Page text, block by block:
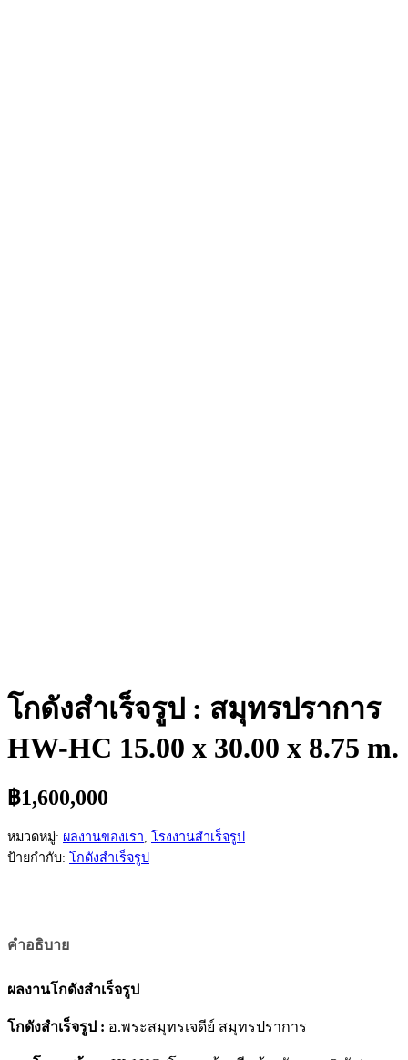
โกดังสำเร็จรูป : สมุทรปราการ
HW-HC 15.00 x 30.00 x 8.75 m.
฿1,600,000
หมวดหมู่: ผลงานของเรา โรงงานสำเร็จรูป
ป้ายกำกับ: โกดังสำเร็จรูป
คำอธิบาย
ผลงานโกดังสำเร็จรูป
โกดังสำเร็จรูป : อ.พระสมุทรเจดีย์ สมุทรปราการ